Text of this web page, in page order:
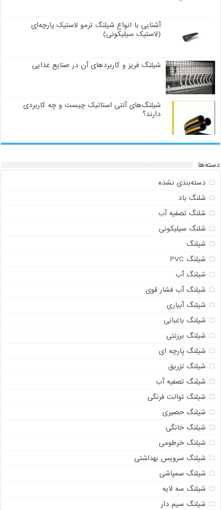
آشنایی با انواع شیلنگ ترمو لاستیک پارچه‌ای
(لاستیک سیلیکونی)
شیلنگ فریز و کاربردهای آن در صنایع غذایی
شیلنگ‌های آنتی استاتیک چیست و چه کاربردی
دارند؟
دسته‌ها
دسته‌بندی نشده
شلنگ باد
شلنگ تصفیه آب
شلنگ سیلیکونی
شیلنگ
شیلنگ PVC
شیلنگ آب
شیلنگ آب فشار قوی
شیلنگ آبیاری
شیلنگ باغبانی
شیلنگ برزنتی
شیلنگ پارچه ای
شیلنگ تزریق
شیلنگ تصفیه آب
شیلنگ توالت فرنگی
شیلنگ حصیری
شیلنگ خانگی
شیلنگ خرطومی
شیلنگ سرویس بهداشتی
شیلنگ سمپاشی
شیلنگ سه لایه
شیلنگ سیم دار